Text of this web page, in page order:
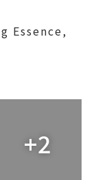
Essence,
+2